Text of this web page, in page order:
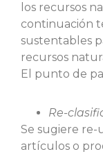
los recursos
continuación
sustentables
recursos
El punto de
Re-
Se sugiere re-
artículos o